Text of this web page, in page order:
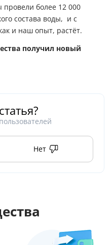
провели более 12 000
состава воды,
и с
и наш опыт, растёт.
пользователей
Нет